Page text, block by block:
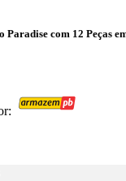
Paradise com 12 Peças